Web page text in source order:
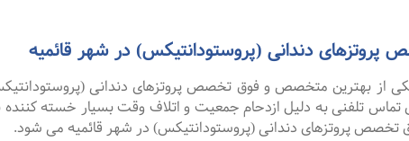
دندانی (پروستودانتیکس) در شهر قائمیه
یکی از بهترین متخصص و فوق تخصص پروتزهای دندانی
تماس تلفنی به دلیل ازدحام جمعیت و اتلاف وقت بسیار خسته
پروتزهای دندانی (پروستودانتیکس) در شهر قائمیه می شود.